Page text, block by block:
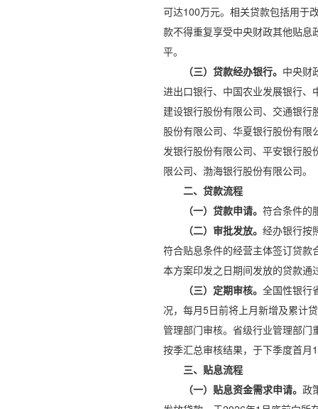
可达100万元。相关贷款包括用于
款不得重复享受中央财政其他贴
平。
（三）贷款经办银行。 中央财
进出口银行、中国农业发展银行
建设银行股份有限公司、交通银
股份有限公司、华夏银行股份有
发银行股份有限公司、平安银行
限公司、渤海银行股份有限公司。
二、贷款流程
（一）贷款申请。 符合条件的
（二）审批发放。 经办银行按
符合贴息条件的经营主体签订贷
本方案印发之日期间发放的贷款
（三）定期审核。 全国性银行
况，每月5日前将上月新增及累计
管理部门审核。省级行业管理部
按季汇总审核结果，于下季度首
三、贴息流程
（一）贴息资金需求申请。 政